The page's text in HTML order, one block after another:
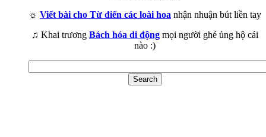
☼ Viết bài cho Từ điển các loài hoa nhận nhuận bút liền tay
♫ Khai trương Bách hóa di động mọi người ghé ủng hộ cái
nào :)